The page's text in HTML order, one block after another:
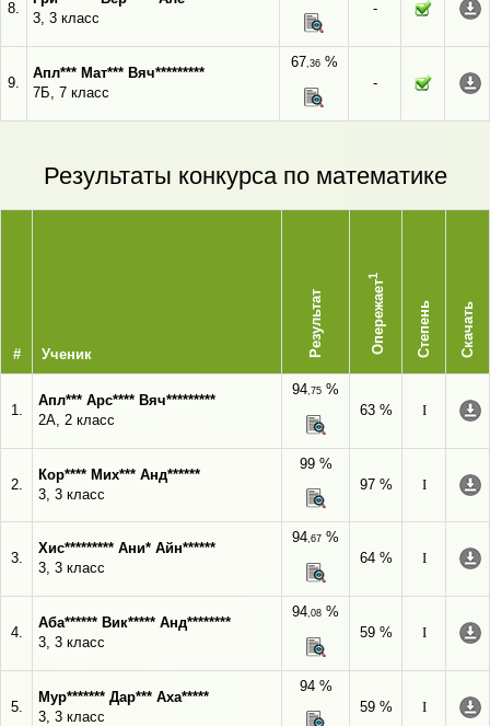
8.
3, 3 класс
-
9.
Апл*** Мат*** Вяч*********
7Б, 7 класс
67,36%
-
Результаты конкурса по математике
# Ученик Результат Опережает
1
Степень Скачать
1.
Апл*** Арс**** Вяч*********
2А, 2 класс
94,75 %
63 %
I
2.
Кор**** Мих*** Анд******
3, 3 класс
99 %
97 %
I
3.
Хис********* Ани* Айн******
3, 3 класс
94,67 %
64 %
I
4.
Аба****** Вик***** Анд********
3, 3 класс
94,08 %
59 %
I
5.
Мур******* Дар*** Аха*****
3, 3 класс
94 %
59 %
I